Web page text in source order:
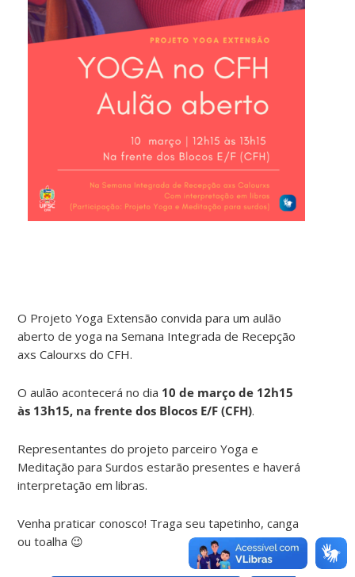
O Projeto Yoga Extensão convida para um aulão
aberto de yoga na Semana Integrada de Recepção
axs Calourxs do CFH.
O aulão acontecerá no dia 10 de março de 12h15
às 13h15, na frente dos Blocos E/F (CFH).
Representantes do projeto parceiro Yoga e
Meditação para Surdos estarão presentes e haverá
interpretação em libras.
Venha praticar conosco! Traga seu tapetinho, canga
ou toalha 😉